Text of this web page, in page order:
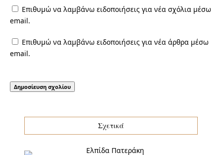
Επιθυμώ να λαμβάνω ειδοποιήσεις για νέα σχόλια μέσω
email.
Επιθυμώ να λαμβάνω ειδοποιήσεις για νέα άρθρα μέσω
email.
Σχετικά